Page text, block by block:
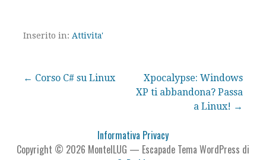
Inserito in: Attivita'
Navigazione
← Corso C# su Linux
Xpocalypse: Windows
XP ti abbandona? Passa
a Linux! →
Informativa Privacy
Copyright © 2026 MontelLUG — Escapade Tema WordPress di